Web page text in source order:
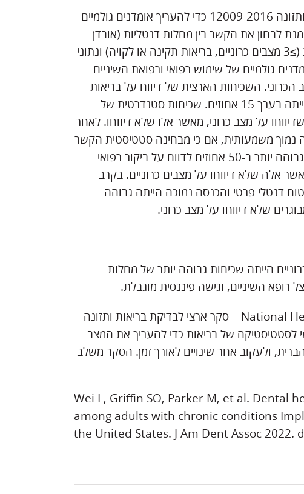
מחברי המאמר השתמשו בסקר ארצי לבדיקת בריאות ותזונה 12009-2016 כדי להעריך אומדנים גולמיים
לבחון את הקשר בין מחלות דנטליות (אובדן
שיניים חמור, עששת לא מטופלת) לבין מחלות כרוניות (≥3 מצבים כרוניים, בריאות תקינה או לקויה) ונתוני
2014-2016 להערכת אומדנים גולמיים של שימוש רפואי ורפואת השיניים
השכיחות הארצית של דיווח על בריאות
תקינה או לקויה ושל שלושה או יותר מצבים כרוניים הייתה בערך 15 אחוזים. שכיחות סטנדרטית של
על מצב כרוני, מאשר אלו שלא דיווחו. לאחר
משמעותית, אם כי מבחינה סטטיסטית הקשר
נשאר משמעותי. מבוגרים עם מצב כרוני היו בסבירות גבוהה יותר ב-50 אחוזים לדווח על ביקור רפואי
אלה שלא דיווחו על מצבים כרוניים. בקרב
דנטלי פרטי והכנסה נמוכה הייתה גבוהה
הייתה שכיחות גבוהה יותר של מחלות
רופא השיניים, וגישה פיננסית מוגבלת.
National Health and Nutrition Examination Survey – סקר ארצי לבדיקת בריאות ותזונה
לסטטיסטיקה של בריאות כדי להעריך את המצב
ולעקוב אחר שינויים לאורך זמן. הסקר משלב
Wei L, Griffin SO, Parker M, et al. Dental
among adults with chronic conditions
the United States. J Am Dent Assoc 2022.